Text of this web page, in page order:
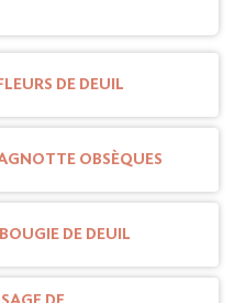
DE DEUIL
OBSÈQUES
DE DEUIL